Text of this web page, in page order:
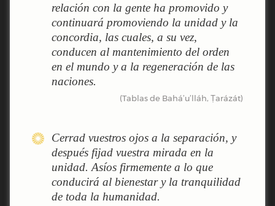
relación con la gente ha promovido y
continuará promoviendo la unidad y la
concordia, las cuales, a su vez,
conducen al mantenimiento del orden
en el mundo y a la regeneración de las
naciones.
(Tablas de Bahá’u’lláh, Ṭarázát)
Cerrad vuestros ojos a la separación, y
después fijad vuestra mirada en la
unidad. Asíos firmemente a lo que
conducirá al bienestar y la tranquilidad
de toda la humanidad.